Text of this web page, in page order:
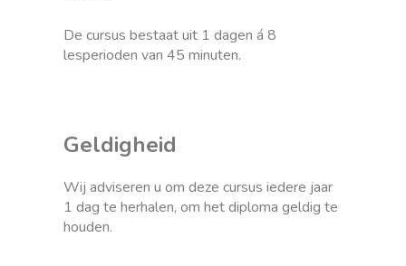
De cursus bestaat uit 1 dagen á 8
lesperioden van 45 minuten.
Geldigheid
Wij adviseren u om deze cursus iedere jaar
1 dag te herhalen, om het diploma geldig te
houden.